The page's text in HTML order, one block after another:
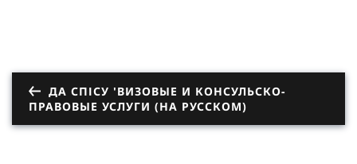
ДА СПІСУ 'ВИЗОВЫЕ И КОНСУЛЬСКО-
ПРАВОВЫЕ УСЛУГИ (НА РУССКОМ)